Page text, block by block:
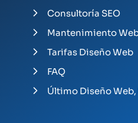
Consultoría SEO
Mantenimiento
Tarifas Diseño Web
FAQ
Último Diseño